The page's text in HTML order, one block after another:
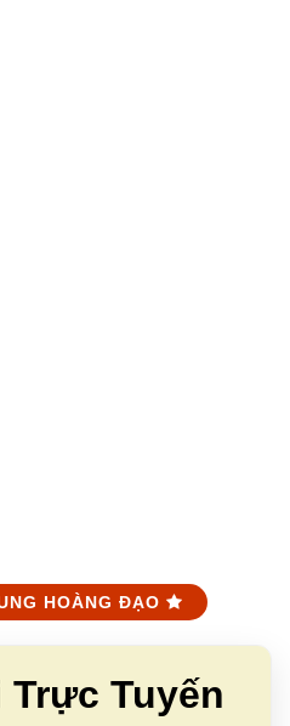
HOÀNG ĐẠO